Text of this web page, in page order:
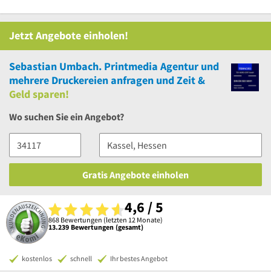
Jetzt Angebote einholen!
Sebastian Umbach. Printmedia Agentur und
mehrere Druckereien anfragen und Zeit &
Geld sparen!
Wo suchen Sie ein Angebot?
Gratis Angebote einholen
4,6 / 5
868 Bewertungen (letzten 12 Monate)
13.239 Bewertungen (gesamt)
kostenlos schnell Ihr bestes Angebot